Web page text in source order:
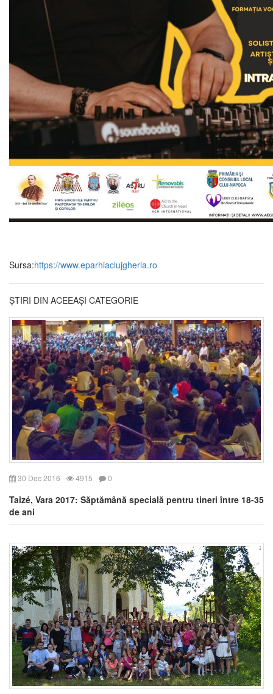
Sursa:https://www.eparhiaclujgherla.ro
ȘTIRI DIN ACEEAȘI CATEGORIE
30 Dec 2016 4915 0
Taizé, Vara 2017: Săptămână specială pentru tineri între 18-35
de ani